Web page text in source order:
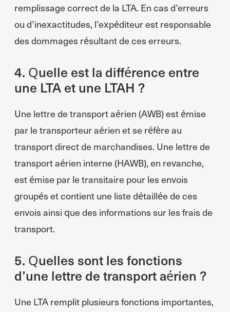
remplissage correct de la LTA. En cas d’erreurs
ou d’inexactitudes, l’expéditeur est responsable
des dommages résultant de ces erreurs.
4. Quelle est la différence entre
une LTA et une LTAH ?
Une lettre de transport aérien (AWB) est émise
par le transporteur aérien et se réfère au
transport direct de marchandises. Une lettre de
transport aérien interne (HAWB), en revanche,
est émise par le transitaire pour les envois
groupés et contient une liste détaillée de ces
envois ainsi que des informations sur les frais de
transport.
5. Quelles sont les fonctions
d’une lettre de transport aérien ?
Une LTA remplit plusieurs fonctions importantes,